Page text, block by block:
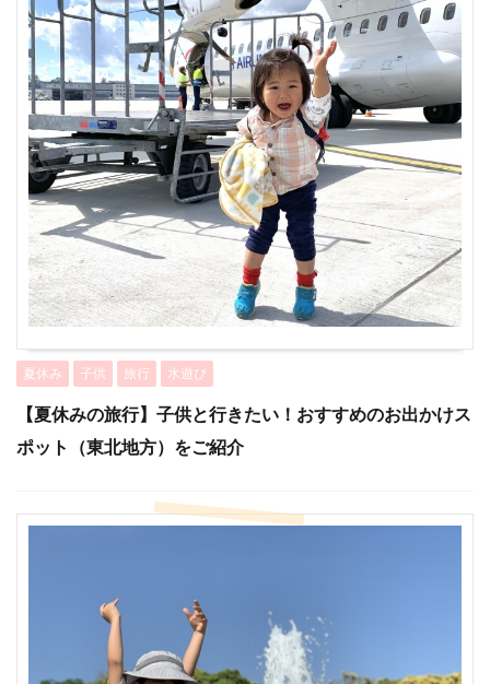
夏休み 子供 旅行 水遊び
【夏休みの旅行】子供と行きたい！おすすめのお出かけス
ポット（東北地方）をご紹介